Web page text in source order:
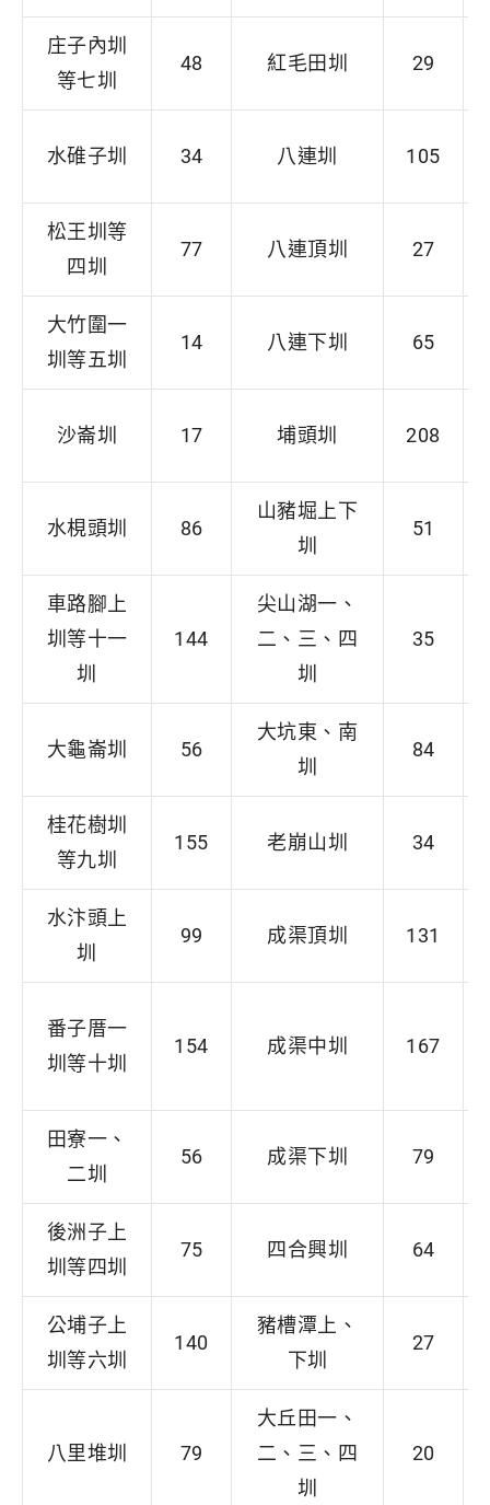
庄子內圳
等七圳
48 紅毛田圳 29
水碓子圳 34 八連圳 105
松王圳等
四圳
77 八連頂圳 27
大竹圍一
圳等五圳
14 八連下圳 65
沙崙圳 17 埔頭圳 208
水梘頭圳 86
山豬堀上下
圳
51
車路腳上
圳等十一
圳
144
尖山湖一、
二、三、四
圳
35
大龜崙圳 56
大坑東、南
圳
84
桂花樹圳
等九圳
155 老崩山圳 34
水汴頭上
圳
99 成渠頂圳 131
番子厝一
圳等十圳
154 成渠中圳 167
田寮一、
二圳
56 成渠下圳 79
後洲子上
圳等四圳
75 四合興圳 64
公埔子上
圳等六圳
140
豬槽潭上、
下圳
27
八里堆圳 79
大丘田一、
二、三、四
圳
20